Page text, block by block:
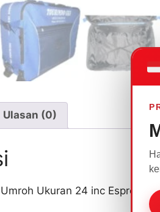
Ulasan (0)
Ukuran 24 inc Espro